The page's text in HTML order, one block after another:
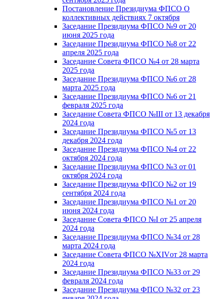
Постановление Президиума ФПСО О
коллективных действиях 7 октября
Заседание Президиума ФПСО №9 от 20
июня 2025 года
Заседание Президиума ФПСО №8 от 22
апреля 2025 года
Заседание Совета ФПСО №4 от 28 марта
2025 года
Заседание Президиума ФПСО №6 от 28
марта 2025 года
Заседание Президиума ФПСО №6 от 21
февраля 2025 года
Заседание Совета ФПСО №III от 13 декабря
2024 года
Заседание Президиума ФПСО №5 от 13
декабря 2024 года
Заседание Президиума ФПСО №4 от 22
октября 2024 года
Заседание Президиума ФПСО №3 от 01
октября 2024 года
Заседание Президиума ФПСО №2 от 19
сентября 2024 года
Заседание Президиума ФПСО №1 от 20
июня 2024 года
Заседание Совета ФПСО №I от 25 апреля
2024 года
Заседание Президиума ФПСО №34 от 28
марта 2024 года
Заседание Совета ФПСО №XIVот 28 марта
2024 года
Заседание Президиума ФПСО №33 от 29
февраля 2024 года
Заседание Президиума ФПСО №32 от 23